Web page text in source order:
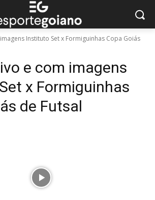
Instituto Set x Formiguinhas Copa Goiás
e com imagens
x Formiguinhas
de Futsal